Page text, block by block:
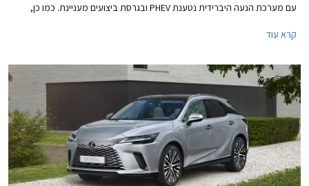
עם מערכת הנעה היברידית נטענת PHEV ובגרסת ביצועים מעניינת. כמו כן,
קרא עוד